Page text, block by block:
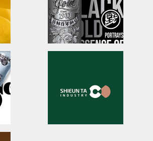
裝設計/行銷規範 ibiopen/品牌識別/包裝設計/行銷
別/減碳包裝策略/品牌定位舊振南/品牌識別規範手冊/品牌系